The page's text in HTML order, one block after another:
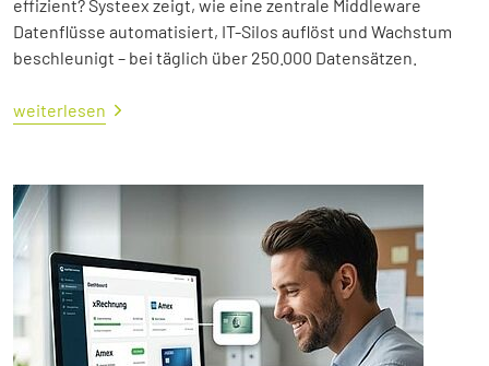
effizient? Systeex zeigt, wie eine zentrale Middleware
Datenflüsse automatisiert, IT-Silos auflöst und Wachstum
beschleunigt – bei täglich über 250.000 Datensätzen.
weiterlesen